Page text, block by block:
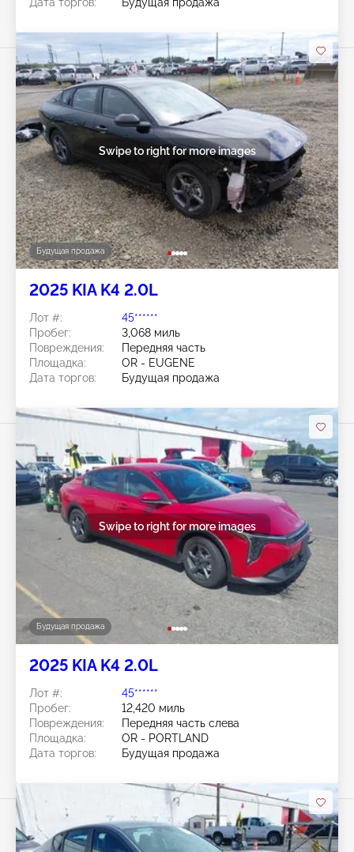
Будущая продажа
Swipe to right for more images
2025 KIA K4 2.0L
Лот #:
45******
Пробег:
3,068 миль
Повреждения:
Передняя часть
Площадка:
OR - EUGENE
Дата торгов:
Будущая продажа
Будущая продажа
Swipe to right for more images
2025 KIA K4 2.0L
Лот #:
45******
Пробег:
12,420 миль
Повреждения:
Передняя часть слева
Площадка:
OR - PORTLAND
Дата торгов:
Будущая продажа